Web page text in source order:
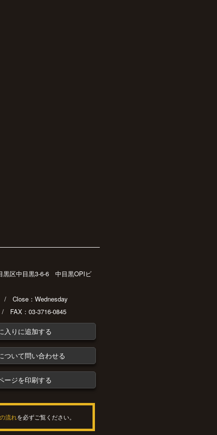
黒区中目黒3-6-6 中目黒OPIビ
/ Close：Wednesday
FAX：03-3716-0845
入りに追加する
ついて問い合わせる
ージを印刷する
流れを必ずご覧ください。